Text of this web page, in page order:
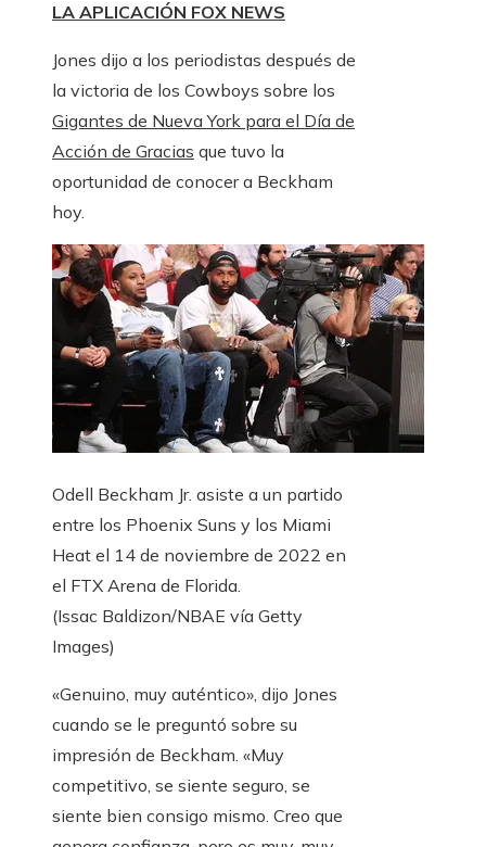
LA APLICACIÓN FOX NEWS
Jones dijo a los periodistas después de
la victoria de los Cowboys sobre los
Gigantes de Nueva York para el Día de
Acción de Gracias que tuvo la
oportunidad de conocer a Beckham
hoy.
Odell Beckham Jr. asiste a un partido
entre los Phoenix Suns y los Miami
Heat el 14 de noviembre de 2022 en
el FTX Arena de Florida.
(Issac Baldizon/NBAE vía Getty
Images)
«Genuino, muy auténtico», dijo Jones
cuando se le preguntó sobre su
impresión de Beckham. «Muy
competitivo, se siente seguro, se
siente bien consigo mismo. Creo que